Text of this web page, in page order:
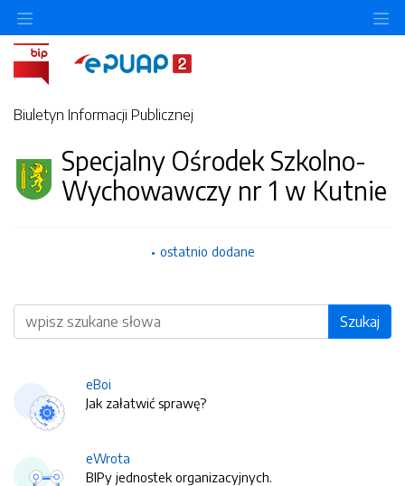
Biuletyn Informacji Publicznej
Specjalny Ośrodek Szkolno-
Wychowawczy nr 1 w Kutnie
ostatnio dodane
Wyszukiwarka Szukaj
eBoi
Jak załatwić sprawę?
eWrota
BIPy jednostek organizacyjnych.